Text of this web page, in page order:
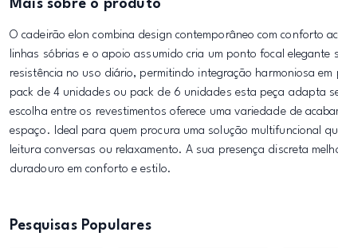
Mais sobre o produto
O cadeirão elon combina design contemporâneo com conforto
linhas sóbrias e o apoio assumido cria um ponto focal
resistência no uso diário, permitindo integração harmoniosa
pack de 4 unidades ou pack de 6 unidades esta peça adapta
escolha entre os revestimentos oferece uma variedade de
espaço. Ideal para quem procura uma solução multifuncional
leitura conversas ou relaxamento. A sua presença discreta
duradouro em conforto e estilo.
Pesquisas Populares